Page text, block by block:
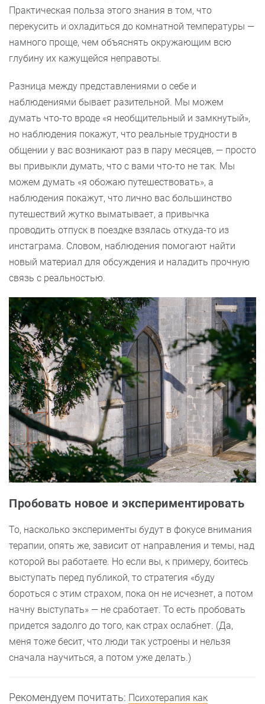
Практическая польза этого знания в том, что
перекусить и охладиться до комнатной температуры —
намного проще, чем объяснять окружающим всю
глубину их кажущейся неправоты.
Разница между представлениями о себе и
наблюдениями бывает разительной. Мы можем
думать что-то вроде «я необщительный и замкнутый»,
но наблюдения покажут, что реальные трудности в
общении у вас возникают раз в пару месяцев, — просто
вы привыкли думать, что с вами что-то не так. Мы
можем думать «я обожаю путешествовать», а
наблюдения покажут, что лично вас большинство
путешествий жутко выматывает, а привычка
проводить отпуск в поездке взялась откуда-то из
инстаграма. Словом, наблюдения помогают найти
новый материал для обсуждения и наладить прочную
связь с реальностью.
Пробовать новое и экспериментировать
То, насколько эксперименты будут в фокусе внимания
терапии, опять же, зависит от направления и темы, над
которой вы работаете. Но если вы, к примеру, боитесь
выступать перед публикой, то стратегия «буду
бороться с этим страхом, пока он не исчезнет, а потом
начну выступать» — не сработает. То есть пробовать
придется задолго до того, как страх ослабнет. (Да,
меня тоже бесит, что люди так устроены и нельзя
сначала научиться, а потом уже делать.)
Рекомендуем почитать: Психотерапия как